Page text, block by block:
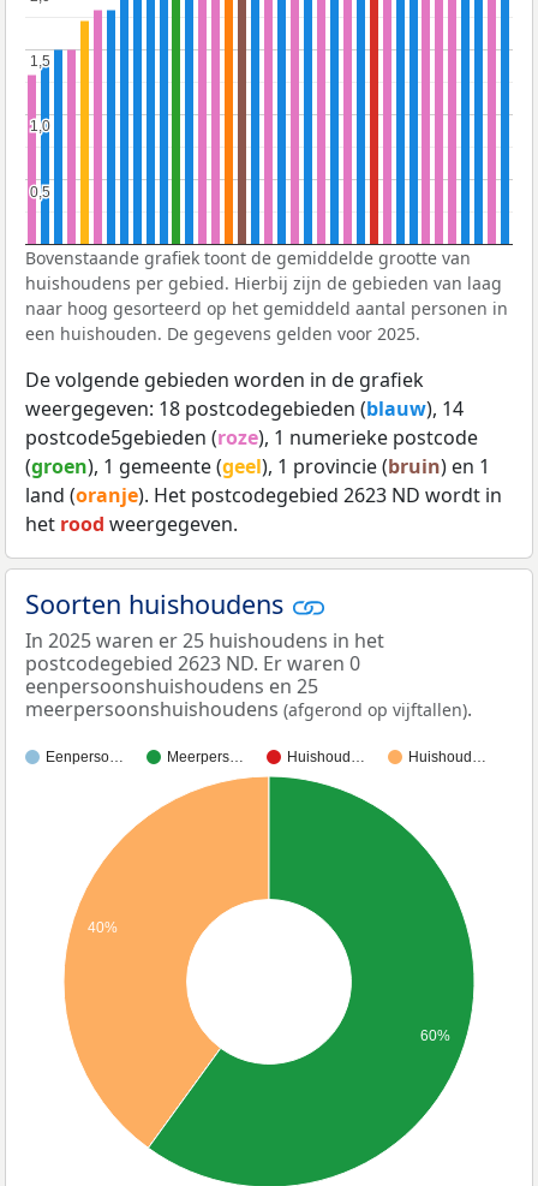
0,5
0,5
1,0
1,0
1,5
1,5
Bovenstaande grafiek toont de gemiddelde grootte van
huishoudens per gebied. Hierbij zijn de gebieden van laag
naar hoog gesorteerd op het gemiddeld aantal personen in
een huishouden. De gegevens gelden voor 2025.
De volgende gebieden worden in de grafiek
weergegeven: 18 postcodegebieden (blauw), 14
postcode5gebieden (roze), 1 numerieke postcode
(groen), 1 gemeente (geel), 1 provincie (bruin) en 1
land (oranje). Het postcodegebied 2623 ND wordt in
het rood weergegeven.
Soorten huishoudens
In 2025 waren er 25 huishoudens in het
postcodegebied 2623 ND. Er waren 0
eenpersoonshuishoudens en 25
meerpersoonshuishoudens (afgerond op vijftallen).
Eenperso… Meerpers… Huishoud… Huishoud…
40%
60%